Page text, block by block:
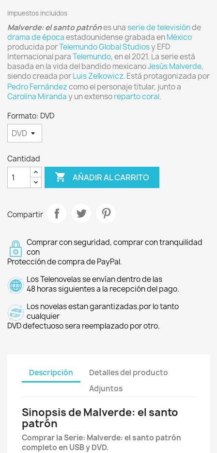
Impuestos incluidos
Malverde: el santo patrónes unaserie de televisiónde
drama de épocaestadounidense grabada enMéxico
producida porTelemundo Global Studiosy EFD
Internacional paraTelemundo, en el 2021. La serie está
basada en la vida del bandido mexicanoJesús Malverde,
siendo creada porLuis Zelkowicz.Está protagonizada por
Pedro Fernándezcomo el personaje titular, junto a
Carolina Miranday un extensoreparto coral.
Formato: DVD
Cantidad
 AÑADIR AL CARRITO
Compartir
Comprar con seguridad, comprar con tranquilidad
con
Protección de compra de PayPal.
Los Telenovelas se envían dentro de las
48 horas siguientes a la recepción del pago.
Los novelas estan garantizadas.por lo tanto
cualquier
DVD defectuoso sera reemplazado por otro.
Descripción
Detalles del producto
Adjuntos
Sinopsis de Malverde: el santo
patrón
Comprar la Serie: Malverde: el santo patrón
completo en USB y DVD.